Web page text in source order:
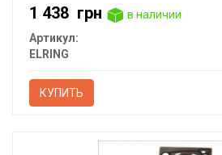
1 438 грн
в наличии
Артикул:
ELRING
КУПИТЬ